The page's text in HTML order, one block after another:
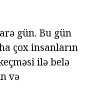
gün. Bu gün
çox insanların
ilə belə
və